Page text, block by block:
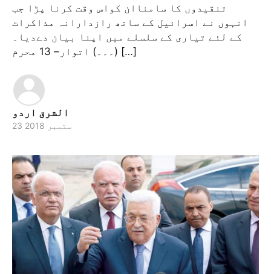
تنقیدوں کا سامناان کواس وقت کرنا پڑا جب
انہوں نے اسرائیل کے ساتھ رازدارانہ مذاکرات
کے لئے تیاری کے سلسلے میں اپنا بیان دےدیا۔
(۔۔۔) اتوار– 13 محرم […]
الشرق اردو
23 ستمبر 2018